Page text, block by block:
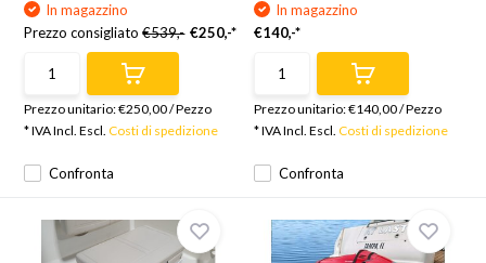
Confronta
In magazzino
Prezzo consigliato€539,- €250,-*
Prezzo unitario:€250,00/Pezzo
* IVA Incl. Escl.Costi di spedizione
Confronta
In magazzino
€140,-*
Prezzo unitario:€140,00/Pezzo
* IVA Incl. Escl. Costi di spedizione